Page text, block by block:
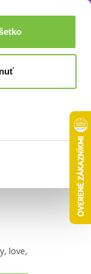
0,00€
zľavy
love,